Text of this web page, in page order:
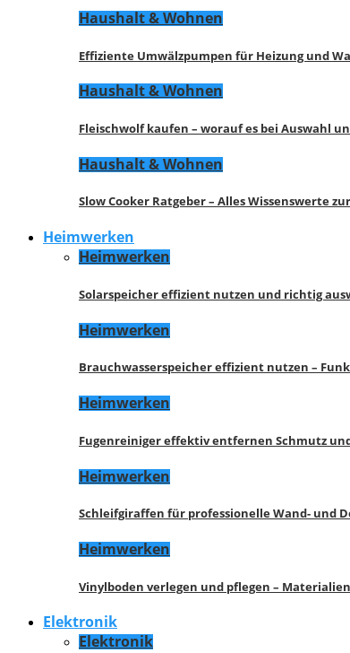
Haushalt & Wohnen
Effiziente Umwälzpumpen für Heizung und
Haushalt & Wohnen
Fleischwolf kaufen – worauf es bei Auswahl
Haushalt & Wohnen
Slow Cooker Ratgeber – Alles Wissenswerte
Heimwerken
Heimwerken
Solarspeicher effizient nutzen und richtig
Heimwerken
Brauchwasserspeicher effizient nutzen –
Heimwerken
Fugenreiniger effektiv entfernen Schmutz
Heimwerken
Schleifgiraffen für professionelle Wand- und
Heimwerken
Vinylboden verlegen und pflegen –
Elektronik
Elektronik